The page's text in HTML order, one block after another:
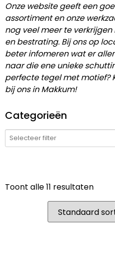
Onze website geeft een
assortiment en onze
nog veel meer te
en bestrating. Bij ons op
beter infomeren wat er
naar die ene unieke
perfecte tegel met motief?
bij ons in Makkum!
Categorieën
Toont alle 11 resultaten